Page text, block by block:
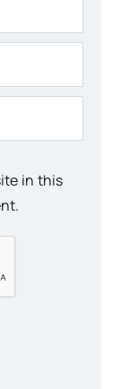
in this